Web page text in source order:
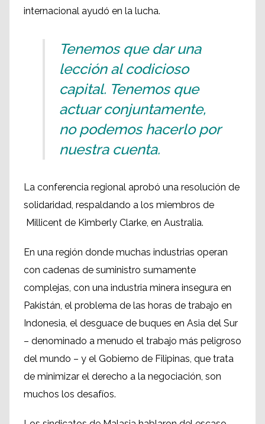
internacional ayudó en la lucha.
Tenemos que dar una
lección al codicioso
capital. Tenemos que
actuar conjuntamente,
no podemos hacerlo por
nuestra cuenta.
La conferencia regional aprobó una resolución de
solidaridad, respaldando a los miembros de
Millicent de Kimberly Clarke, en Australia.
En una región donde muchas industrias operan
con cadenas de suministro sumamente
complejas, con una industria minera insegura en
Pakistán, el problema de las horas de trabajo en
Indonesia, el desguace de buques en Asia del Sur
– denominado a menudo el trabajo más peligroso
del mundo – y el Gobierno de Filipinas, que trata
de minimizar el derecho a la negociación, son
muchos los desafíos.